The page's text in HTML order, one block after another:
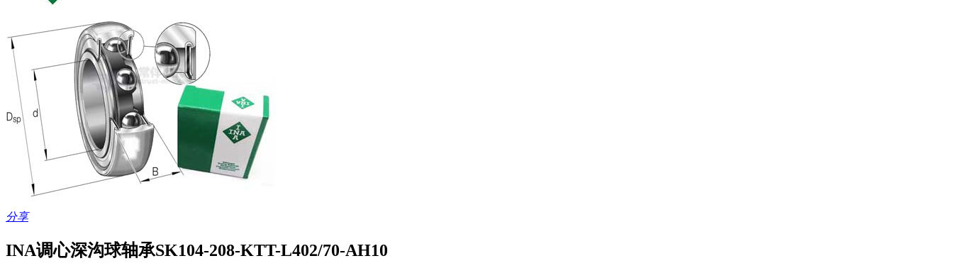
分享
INA调心深沟球轴承SK104-208-KTT-L402/70-AH10